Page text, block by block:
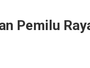
Pemilu